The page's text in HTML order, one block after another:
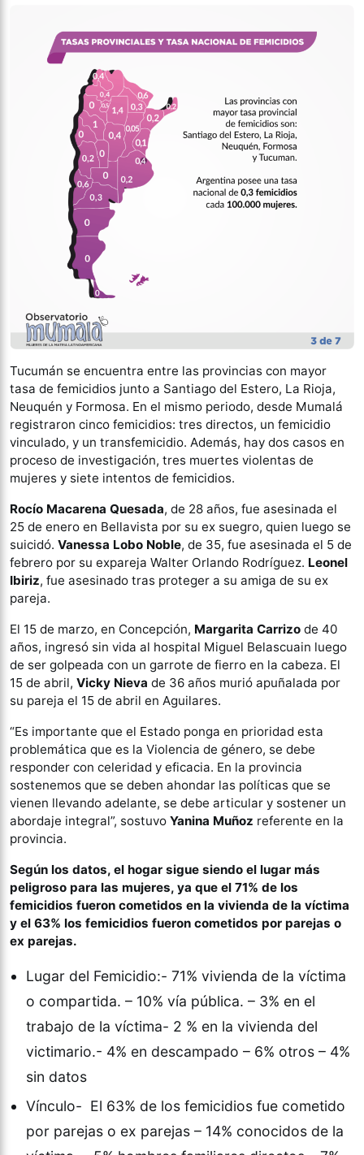
Tucumán se encuentra entre las provincias con mayor
tasa de femicidios junto a Santiago del Estero, La Rioja,
Neuquén y Formosa. En el mismo periodo, desde Mumalá
registraron cinco femicidios: tres directos, un femicidio
vinculado, y un transfemicidio. Además, hay dos casos en
proceso de investigación, tres muertes violentas de
mujeres y siete intentos de femicidios.
Rocío Macarena Quesada, de 28 años, fue asesinada el
25 de enero en Bellavista por su ex suegro, quien luego se
suicidó. Vanessa Lobo Noble, de 35, fue asesinada el 5 de
febrero por su expareja Walter Orlando Rodríguez. Leonel
Ibiriz, fue asesinado tras proteger a su amiga de su ex
pareja.
El 15 de marzo, en Concepción, Margarita Carrizo de 40
años, ingresó sin vida al hospital Miguel Belascuain luego
de ser golpeada con un garrote de fierro en la cabeza. El
15 de abril, Vicky Nieva de 36 años murió apuñalada por
su pareja el 15 de abril en Aguilares.
“Es importante que el Estado ponga en prioridad esta
problemática que es la Violencia de género, se debe
responder con celeridad y eficacia. En la provincia
sostenemos que se deben ahondar las políticas que se
vienen llevando adelante, se debe articular y sostener un
abordaje integral”, sostuvo Yanina Muñoz referente en la
provincia.
Según los datos, el hogar sigue siendo el lugar más
peligroso para las mujeres, ya que el 71% de los
femicidios fueron cometidos en la vivienda de la víctima
y el 63% los femicidios fueron cometidos por parejas o
ex parejas.
Lugar del Femicidio:- 71% vivienda de la víctima
o compartida. – 10% vía pública. – 3% en el
trabajo de la víctima- 2 % en la vivienda del
victimario.- 4% en descampado – 6% otros – 4%
sin datos
Vínculo- El 63% de los femicidios fue cometido
por parejas o ex parejas – 14% conocidos de la